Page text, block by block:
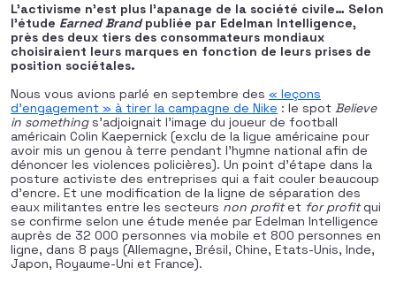
L’activisme n’est plus l’apanage de la société civile… Selon
l’étude Earned Brandpubliée par Edelman Intelligence,
près des deux tiers des consommateurs mondiaux
choisiraient leurs marques en fonction de leurs prises de
position sociétales.
Nous vous avions parlé en septembre des « leçons
d’engagement » à tirer la campagne de Nike : le spot Believe
in somethings’adjoignait l’image du joueur de football
américain Colin Kaepernick (exclu de la ligue américaine pour
avoir mis un genou à terre pendant l’hymne national afin de
dénoncer les violences policières). Un point d’étape dans la
posture activiste des entreprises qui a fait couler beaucoup
d’encre. Et une modification de la ligne de séparation des
eaux militantes entre les secteurs non profitet for profitqui
se confirme selon une étude menée par Edelman Intelligence
auprès de 32 000 personnes via mobile et 800 personnes en
ligne, dans 8 pays (Allemagne, Brésil, Chine, Etats-Unis, Inde,
Japon, Royaume-Uni et France).